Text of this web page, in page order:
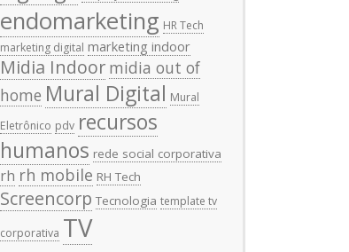
endomarketing HR Tech
marketing digital marketing indoor
Midia Indoor midia out of
home Mural Digital Mural
Eletrônico pdv recursos
humanos rede social corporativa
rh rh mobile RH Tech
Screencorp Tecnologia template tv
corporativa TV